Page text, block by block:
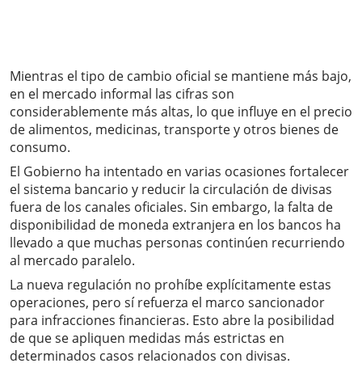
Mientras el tipo de cambio oficial se mantiene más bajo,
en el mercado informal las cifras son
considerablemente más altas, lo que influye en el precio
de alimentos, medicinas, transporte y otros bienes de
consumo.
El Gobierno ha intentado en varias ocasiones fortalecer
el sistema bancario y reducir la circulación de divisas
fuera de los canales oficiales. Sin embargo, la falta de
disponibilidad de moneda extranjera en los bancos ha
llevado a que muchas personas continúen recurriendo
al mercado paralelo.
La nueva regulación no prohíbe explícitamente estas
operaciones, pero sí refuerza el marco sancionador
para infracciones financieras. Esto abre la posibilidad
de que se apliquen medidas más estrictas en
determinados casos relacionados con divisas.